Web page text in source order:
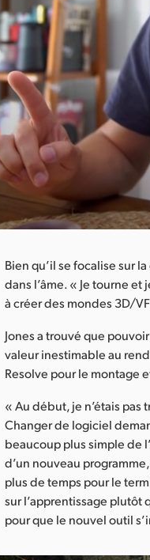
Bien qu’il se focalise sur
dans l’âme. « Je tourne
à créer des mondes 3D/
Jones a trouvé que
valeur inestimable au
Resolve pour le montage
« Au début, je n’étais pas
Changer de logiciel
beaucoup plus simple de
d’un nouveau
plus de temps pour le
sur l’apprentissage plutôt
pour que le nouvel outil